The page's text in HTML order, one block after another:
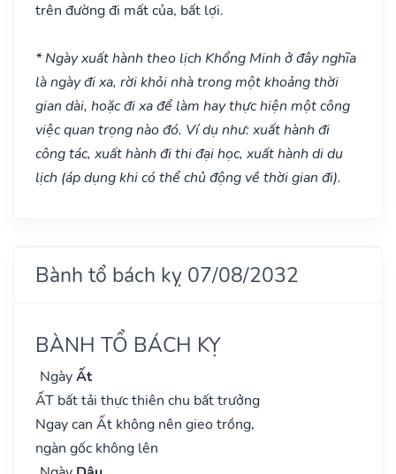
trên đường đi mất của, bất lợi.
* Ngày xuất hành theo lịch Khổng Minh ở đây nghĩa
là ngày đi xa, rời khỏi nhà trong một khoảng thời
gian dài, hoặc đi xa để làm hay thực hiện một công
việc quan trọng nào đó. Ví dụ như: xuất hành đi
công tác, xuất hành đi thi đại học, xuất hành di du
lịch (áp dụng khi có thể chủ động về thời gian đi).
Bành tổ bách kỵ 07/08/2032
BÀNH TỔ BÁCH KỴ
NgàyẤt
ẤT bất tải thực thiên chu bất trưởng
Ngay can Ất không nên gieo trồng,
ngàn gốc không lên